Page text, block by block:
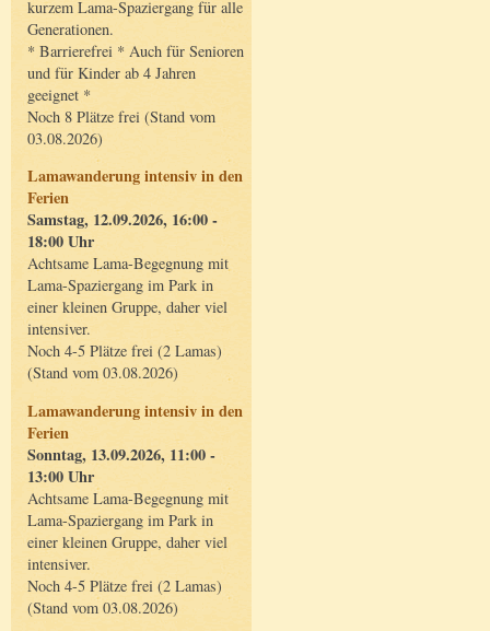
kurzem Lama-Spaziergang für alle
Generationen.
* Barrierefrei * Auch für Senioren
und für Kinder ab 4 Jahren
geeignet *
Noch 8 Plätze frei (Stand vom
03.08.2026)
Lamawanderung intensiv in den
Ferien
Samstag, 12.09.2026, 16:00 -
18:00 Uhr
Achtsame Lama-Begegnung mit
Lama-Spaziergang im Park in
einer kleinen Gruppe, daher viel
intensiver.
Noch 4-5 Plätze frei (2 Lamas)
(Stand vom 03.08.2026)
Lamawanderung intensiv in den
Ferien
Sonntag, 13.09.2026, 11:00 -
13:00 Uhr
Achtsame Lama-Begegnung mit
Lama-Spaziergang im Park in
einer kleinen Gruppe, daher viel
intensiver.
Noch 4-5 Plätze frei (2 Lamas)
(Stand vom 03.08.2026)